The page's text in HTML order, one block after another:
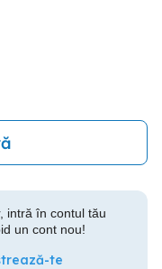
intră în contul tău
un cont nou!
te